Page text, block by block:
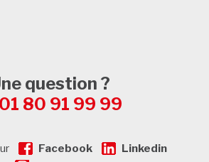
question ?
01 80 91 99 99
Facebook
Linkedin